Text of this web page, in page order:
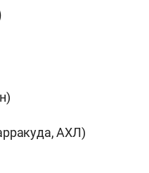
АХЛ)